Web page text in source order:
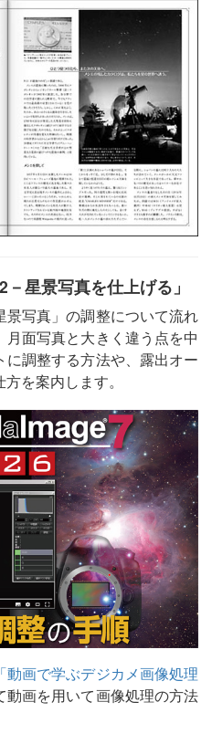
星景写真を仕上げる」
景写真」の調整について流れ
面写真と大きく違う点を中
調整する方法や、露出オー
を案内します。
画で学ぶデジカメ画像処理
動画を用いて画像処理の方法